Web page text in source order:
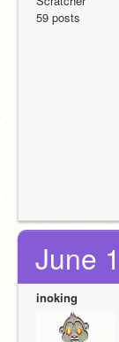
59 posts
June
inoking